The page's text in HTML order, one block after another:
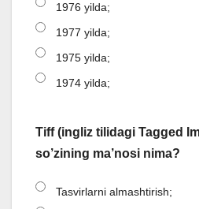
1976 yilda;
1977 yilda;
1975 yilda;
1974 yilda;
Tiff (ingliz tilidagi Tagged
so’zining ma’nosi nima?
Tasvirlarni almashtirish;